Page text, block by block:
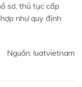
sơ, thủ tục cấp
như quy định
Nguồn: luatvietnam